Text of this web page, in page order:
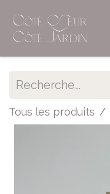
Tous les produits